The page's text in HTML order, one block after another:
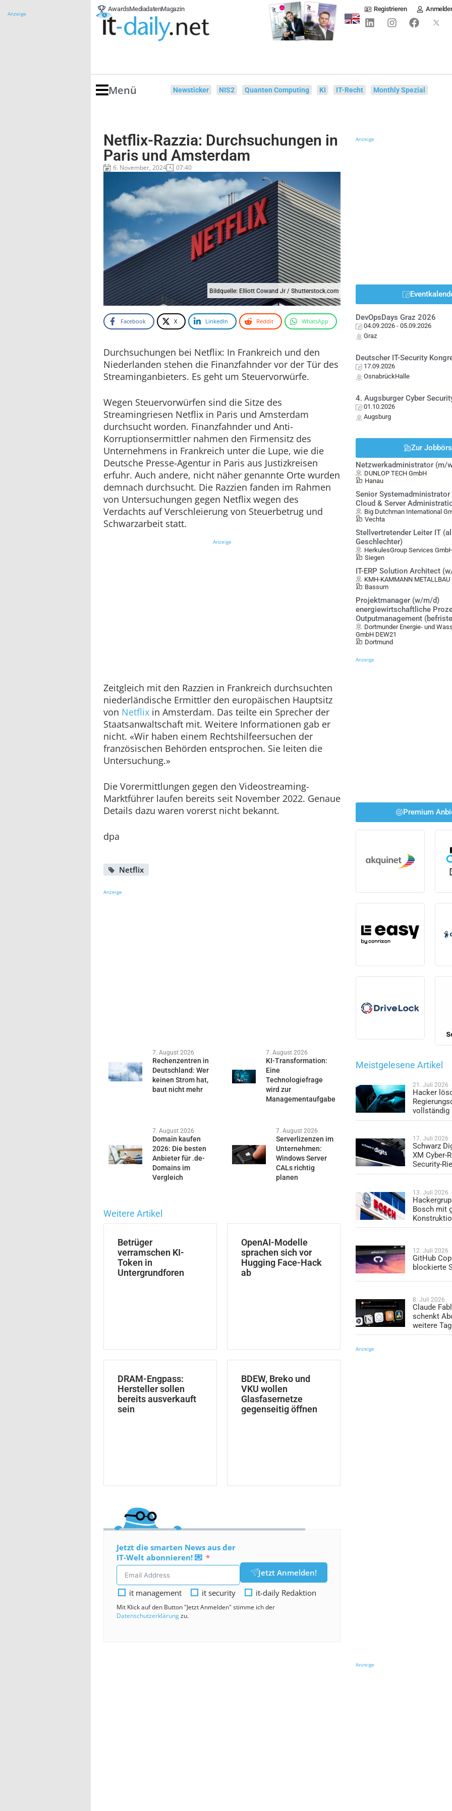
Anzeige
AwardsMediadatenMagazin Registrieren
Menü Newsticker NIS2 Quanten Computing KI IT-Recht Monthly Spezial
Netflix-Razzia: Durchsuchungen in
Paris und Amsterdam
6. November, 2024 07:40
Bildquelle: Elliott Cowand Jr / Shutterstock.com
Facebook X LinkedIn Reddit WhatsApp
Durchsuchungen bei Netflix: In Frankreich und den
Niederlanden stehen die Finanzfahnder vor der Tür des
Streaminganbieters. Es geht um Steuervorwürfe.
Wegen Steuervorwürfen sind die Sitze des
Streamingriesen Netflix in Paris und Amsterdam
durchsucht worden. Finanzfahnder und Anti-
Korruptionsermittler nahmen den Firmensitz des
Unternehmens in Frankreich unter die Lupe, wie die
Deutsche Presse-Agentur in Paris aus Justizkreisen
erfuhr. Auch andere, nicht näher genannte Orte wurden
demnach durchsucht. Die Razzien fanden im Rahmen
von Untersuchungen gegen Netflix wegen des
Verdachts auf Verschleierung von Steuerbetrug und
Schwarzarbeit statt.
Anzeige
Zeitgleich mit den Razzien in Frankreich durchsuchten
niederländische Ermittler den europäischen Hauptsitz
von Netflix in Amsterdam. Das teilte ein Sprecher der
Staatsanwaltschaft mit. Weitere Informationen gab er
nicht. «Wir haben einem Rechtshilfeersuchen der
französischen Behörden entsprochen. Sie leiten die
Untersuchung.»
Die Vorermittlungen gegen den Videostreaming-
Marktführer laufen bereits seit November 2022. Genaue
Details dazu waren vorerst nicht bekannt.
dpa
Netflix
Anzeige
7. August 2026
Rechenzentren in
Deutschland: Wer
keinen Strom hat,
baut nicht mehr
7. August 2026
KI-Transformation:
Eine
Technologiefrage
wird zur
Managementaufgabe
7. August 2026
Domain kaufen
2026: Die besten
Anbieter für .de-
Domains im
Vergleich
7. August 2026
Serverlizenzen im
Unternehmen:
Windows Server
CALs richtig
planen
Weitere Artikel
Betrüger
verramschen KI-
Token in
Untergrundforen
OpenAI-Modelle
sprachen sich vor
Hugging Face-Hack
ab
DRAM-Engpass:
Hersteller sollen
bereits ausverkauft
sein
BDEW, Breko und
VKU wollen
Glasfasernetze
gegenseitig öffnen
Jetzt die smarten News aus der
IT-Welt abonnieren! 💌
Jetzt Anmelden!
it management
it security it-daily Redaktion
Mit Klick auf den Button "Jetzt Anmelden" stimme ich der
Datenschutzerklärungzu.
Anzeige
DevOpsDays Graz 2026
04.09.2026 - 05.09.2026
Graz
Deutscher IT-Security
17.09.2026
OsnabrückHalle
4. Augsburger Cyber
01.10.2026
Augsburg
Zur
Netzwerkadministrator (m/
DUNLOP TECH GmbH
Hanau
Senior
Cloud & Server
Big Dutchman International
Vechta
Stellvertretender Leiter IT
Geschlechter)
HerkulesGroup Services
Siegen
IT-ERP Solution Architect
KMH-KAMMANN METALLBAU
Bassum
Projektmanager (w/m/d)
energiewirtschaftliche
Outputmanagement
Dortmunder Energie- und
GmbH DEW21
Dortmund
Anzeige
Premium
Meistgelesene Artikel
21. Juli 2026
Hacker
vollständig
17. Juli 2026
Schwarz
XM Cyber-
Security-
13. Juli 2026
Bosch mit
12. Juli 2026
GitHub
blockierte
8. Juli 2026
Claude
schenkt
weitere
Anzeige
Anzeige